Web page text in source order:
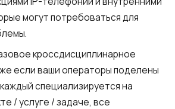
могут потребоваться для
кроссдисциплинарное
если ваши операторы поделены
специализируется на
/ услуге / задаче, все